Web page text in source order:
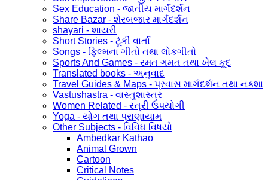
Sex Education - જાતીય માર્ગદર્શન
Share Bazar - શેરબજાર માર્ગદર્શન
shayari - શાયરી
Short Stories - ટૂંકી વાર્તા
Songs - ફિલ્મના ગીતો તથા લોકગીતો
Sports And Games - રમત ગમત તથા ખેલ કૂદ
Translated books - અનુવાદ
Travel Guides & Maps - પ્રવાસ માર્ગદર્શન તથા નક્શા
Vastushastra - વાસ્તુશાસ્ત્ર
Women Related - સ્ત્રી ઉપયોગી
Yoga - યોગ તથા પ્રાણાયામ
Other Subjects - વિવિધ વિષયો
Ambedkar Kathao
Animal Grown
Cartoon
Critical Notes